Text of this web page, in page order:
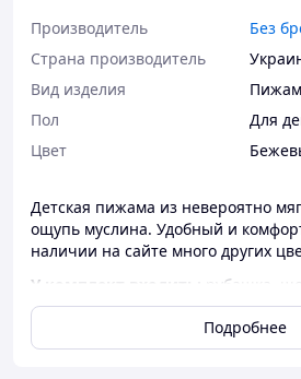
Производитель
Без
Страна производитель
Вид изделия
Пол
Для
Цвет
Детская пижама из невероятно
ощупь муслина. Удобный и
наличии на сайте много других
У комплект входить:
рубашка,
Материал – жатый двухслойный
Ткань очень мягкая и приятная на
Подробнее